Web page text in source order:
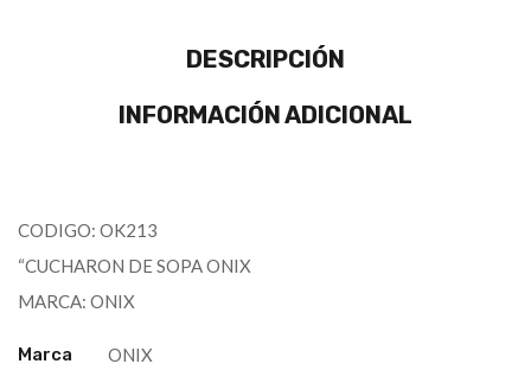
DESCRIPCIÓN
INFORMACIÓN ADICIONAL
CODIGO: OK213
“CUCHARON DE SOPA ONIX
MARCA: ONIX
Marca ONIX